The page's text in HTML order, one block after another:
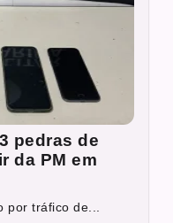
pedras de
da PM em
por tráfico de...